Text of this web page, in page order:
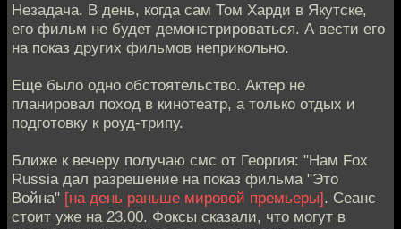
Незадача. В день, когда сам Том Харди в Якутске,
его фильм не будет демонстрироваться. А вести его
на показ других фильмов неприкольно.
Еще было одно обстоятельство. Актер не
планировал поход в кинотеатр, а только отдых и
подготовку к роуд-трипу.
Ближе к вечеру получаю смс от Георгия: "Нам Fox
Russia дал разрешение на показ фильма "Это
Война" [на день раньше мировой премьеры]. Сеанс
стоит уже на 23.00. Фоксы сказали, что могут в